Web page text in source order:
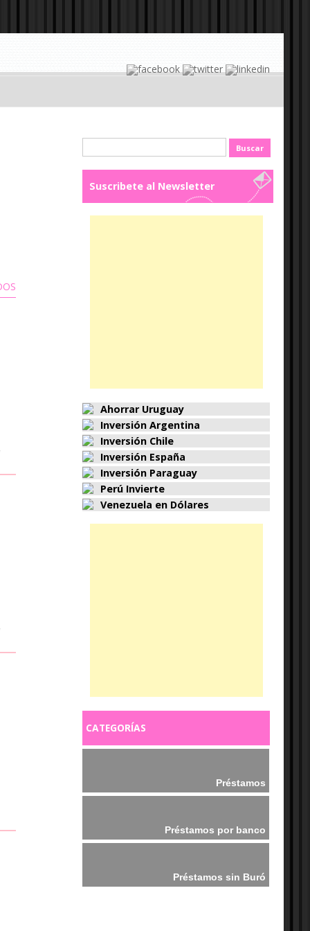
Suscribete al Newsletter
Ahorrar Uruguay
Inversión Argentina
Inversión Chile
Inversión España
Inversión Paraguay
Perú Invierte
Venezuela en Dólares
CATEGORÍAS
Préstamos
Préstamos por banco
Préstamos sin Buró